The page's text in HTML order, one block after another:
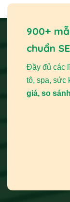
900+
chuẩn
Đầy đủ các
tô, spa, sức
giá, so